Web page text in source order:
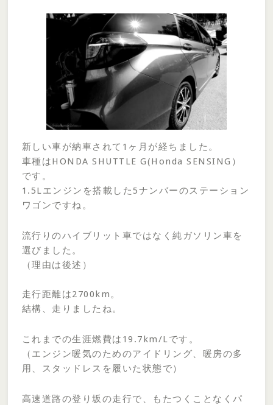
新しい車が納車されて1ヶ月が経ちました。
車種はHONDA SHUTTLE G(Honda SENSING）
です。
1.5Lエンジンを搭載した5ナンバーのステーション
ワゴンですね。
流行りのハイブリット車ではなく純ガソリン車を
選びました。
（理由は後述）
走行距離は2700km。
結構、走りましたね。
これまでの生涯燃費は19.7km/Lです。
（エンジン暖気のためのアイドリング、暖房の多
用、スタッドレスを履いた状態で）
高速道路の登り坂の走行で、もたつくことなくパ